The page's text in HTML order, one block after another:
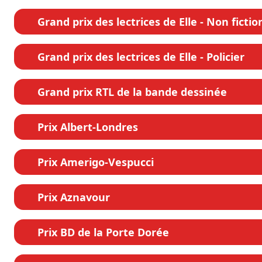
Grand prix des lectrices de Elle - Non
Grand prix des lectrices de Elle - Policier
Grand prix RTL de la bande dessinée
Prix Albert-Londres
Prix Amerigo-Vespucci
Prix Aznavour
Prix BD de la Porte Dorée